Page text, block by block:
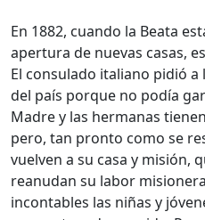
En 1882, cuando la Beata
apertura de nuevas casas,
El consulado italiano pidió
del país porque no podía
Madre y las hermanas
pero, tan pronto como se
vuelven a su casa y misión,
reanudan su labor
incontables las niñas y